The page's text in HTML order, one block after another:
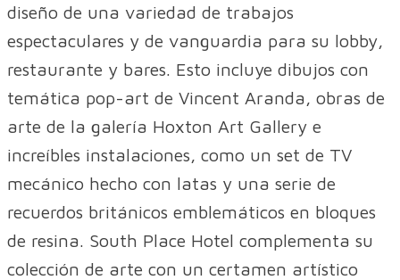
diseño de una variedad de trabajos
espectaculares y de vanguardia para su lobby,
restaurante y bares. Esto incluye dibujos con
temática pop-art de Vincent Aranda, obras de
arte de la galería Hoxton Art Gallery e
increíbles instalaciones, como un set de TV
mecánico hecho con latas y una serie de
recuerdos británicos emblemáticos en bloques
de resina. South Place Hotel complementa su
colección de arte con un certamen artístico